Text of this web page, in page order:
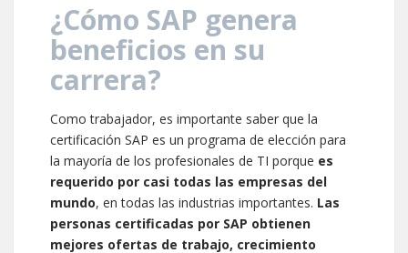
¿Cómo SAP genera
beneficios en su
carrera?
Como trabajador, es importante saber que la
certificación SAP es un programa de elección para
la mayoría de los profesionales de TI porque es
requerido por casi todas las empresas del
mundo, en todas las industrias importantes. Las
personas certificadas por SAP obtienen
mejores ofertas de trabajo, crecimiento